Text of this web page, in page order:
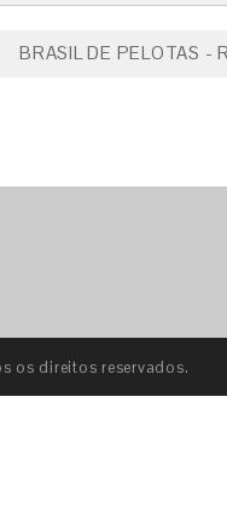
BRASIL DE PELOTAS -
os direitos reservados.